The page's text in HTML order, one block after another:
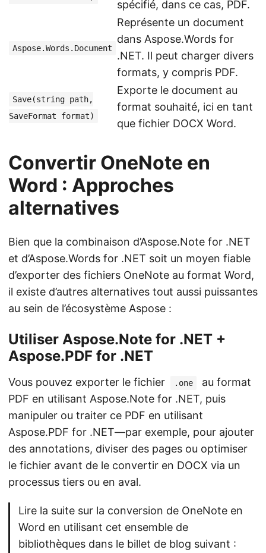
spécifié, dans ce cas, PDF.
Aspose.Words.Document
Représente un document
dans Aspose.Words for
.NET. Il peut charger divers
formats, y compris PDF.
Save(string path,
SaveFormat format)
Exporte le document au
format souhaité, ici en tant
que fichier DOCX Word.
Convertir OneNote en
Word : Approches
alternatives
Bien que la combinaison d’Aspose.Note for .NET
et d’Aspose.Words for .NET soit un moyen fiable
d’exporter des fichiers OneNote au format Word,
il existe d’autres alternatives tout aussi puissantes
au sein de l’écosystème Aspose :
Utiliser Aspose.Note for .NET +
Aspose.PDF for .NET
Vous pouvez exporter le fichier .one
au format
PDF en utilisant Aspose.Note for .NET, puis
manipuler ou traiter ce PDF en utilisant
Aspose.PDF for .NET—par exemple, pour ajouter
des annotations, diviser des pages ou optimiser
le fichier avant de le convertir en DOCX via un
processus tiers ou en aval.
Lire la suite sur la conversion de OneNote en
Word en utilisant cet ensemble de
bibliothèques dans le billet de blog suivant :